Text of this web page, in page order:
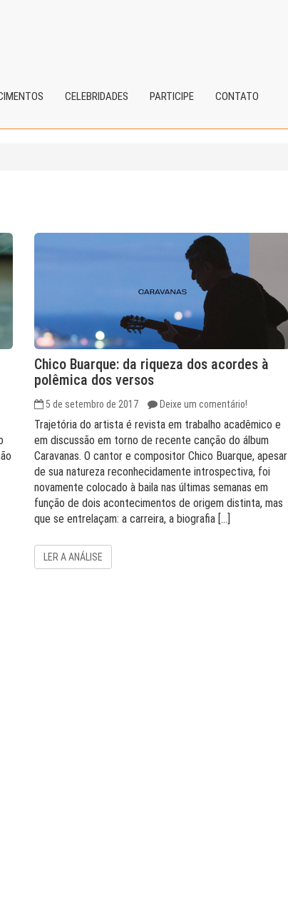
CELEBRIDADES PARTICIPE CONTATO
Chico Buarque: da riqueza dos acordes à
polêmica dos versos
5 de setembro de 2017 Deixe um comentário!
Trajetória do artista é revista em trabalho acadêmico e
em discussão em torno de recente canção do álbum
Caravanas. O cantor e compositor Chico Buarque, apesar
de sua natureza reconhecidamente introspectiva, foi
novamente colocado à baila nas últimas semanas em
função de dois acontecimentos de origem distinta, mas
que se entrelaçam: a carreira, a biografia […]
LER A ANÁLISE